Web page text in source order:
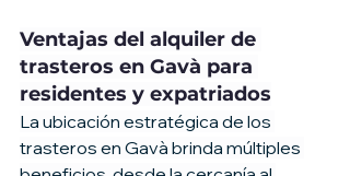
Ventajas del alquiler de
trasteros en Gavà para
residentes y expatriados
La ubicación estratégica de los
trasteros en Gavà brinda múltiples